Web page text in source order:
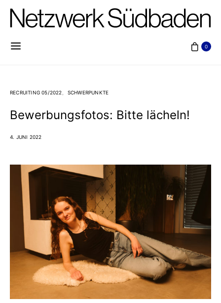
0
RECRUITING 05/2022 SCHWERPUNKTE
Bewerbungsfotos: Bitte lächeln!
4. JUNI 2022